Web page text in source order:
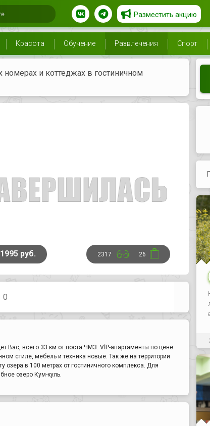
Разместить акцию
Красота Обучение Развлечения Спорт
и коттеджах в гостиничном
руб. 2317 26
0
Вас, всего 33 км от поста ЧМЗ. VİP-апартаменты по цене
стиле, мебель и техника новые. Так же на территории
озера в 100 метрах от гостиничного комплекса. Для
озеро Кум-куль.